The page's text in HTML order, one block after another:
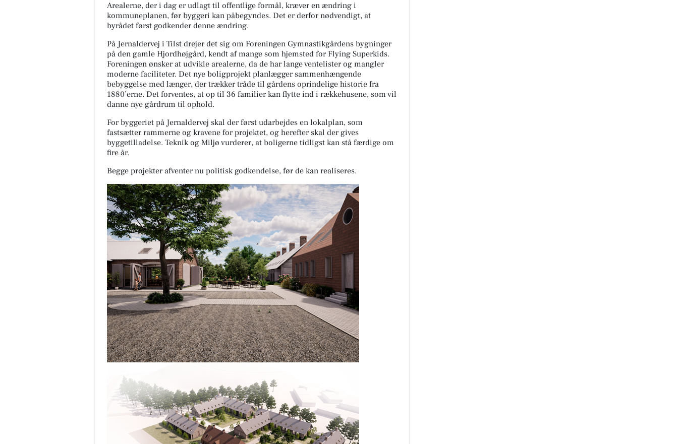
Arealerne, der i dag er udlagt til offentlige formål, kræver en ændring i
kommuneplanen, før byggeri kan påbegyndes. Det er derfor nødvendigt, at
byrådet først godkender denne ændring.
På Jernaldervej i Tilst drejer det sig om Foreningen Gymnastikgårdens bygninger
på den gamle Hjordhøjgård, kendt af mange som hjemsted for Flying Superkids.
Foreningen ønsker at udvikle arealerne, da de har lange ventelister og mangler
moderne faciliteter. Det nye boligprojekt planlægger sammenhængende
bebyggelse med længer, der trækker tråde til gårdens oprindelige historie fra
1880’erne. Det forventes, at op til 36 familier kan flytte ind i rækkehusene, som vil
danne nye gårdrum til ophold.
For byggeriet på Jernaldervej skal der først udarbejdes en lokalplan, som
fastsætter rammerne og kravene for projektet, og herefter skal der gives
byggetilladelse. Teknik og Miljø vurderer, at boligerne tidligst kan stå færdige om
fire år.
Begge projekter afventer nu politisk godkendelse, før de kan realiseres.